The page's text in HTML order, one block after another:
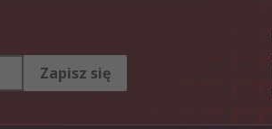
Zapisz się